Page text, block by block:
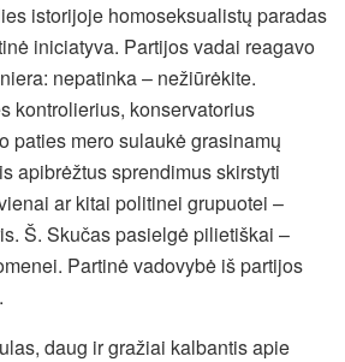
istorijoje homoseksualistų paradas
iniciatyva. Partijos vadai reagavo
nepatinka – nežiūrėkite.
kontrolierius, konservatorius
paties mero sulaukė grasinamų
apibrėžtus sprendimus skirstyti
ar kitai politinei grupuotei –
Š. Skučas pasielgė pilietiškai –
Partinė vadovybė iš partijos
daug ir gražiai kalbantis apie